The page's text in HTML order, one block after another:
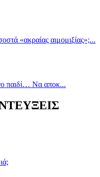
«ακραίας αιμομιξίας»;...
παιδί… Να αποκ...